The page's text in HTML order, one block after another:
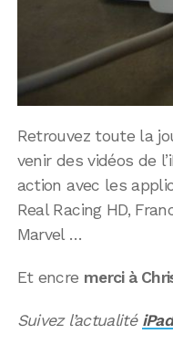
Retrouvez toute la
venir des vidéos de
action avec les
Real Racing HD,
Marvel …
Et encre merci à
Suivez l’actualité iPad